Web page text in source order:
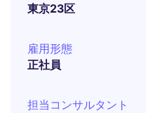
東京23区
雇用形態
正社員
担当コンサルタント